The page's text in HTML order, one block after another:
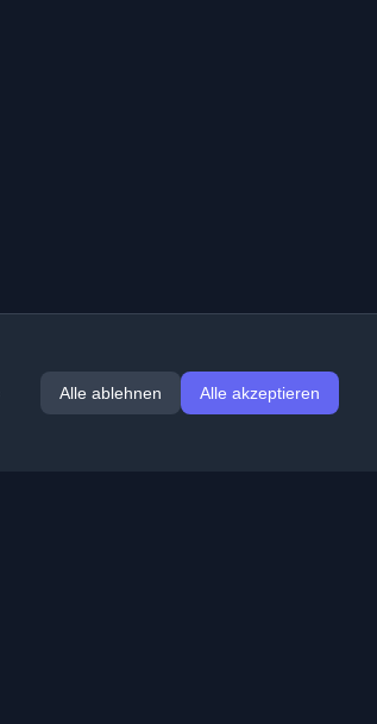
Alle ablehnen Alle akzeptieren